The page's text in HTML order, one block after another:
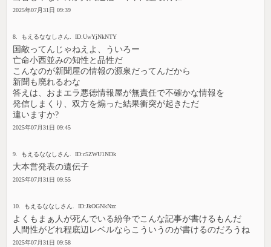
2025年07月31日 09:39
8. もえるななしさん. ID:UwYjNkNTY
国敵ってんじゃねえよ、ういろー
亡命小西並みの知性と品性だ
こんなのが新聞屋の情報の源泉だってんだから
新聞も廃れるわな
答えは、おまエラ悪徳情報屋が無責任で不確かな情報を
発信しまくり、双方を煽った結果衝突が起きただ
違いますか?
2025年07月31日 09:45
9. もえるななしさん. ID:c5ZWU1NDk
大本営発表の遺伝子
2025年07月31日 09:55
10. もえるななしさん. ID:JkOGNkNzc
よくもまぁ人が死んでいる紛争でこんな記事が書けるもんだ
人間性がどれ程底辺レベルならこういうのが書けるのだろうね
2025年07月31日 09:58